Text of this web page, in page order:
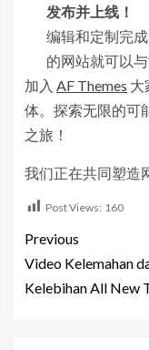
发布并上线！
编辑和定制完
的网站就可以与
加入 AF Themes 大
体。探索无限的可
之旅！
我们正在共同塑造
Post Views: 160
Previous
Video Kelemahan
Kelebihan All New